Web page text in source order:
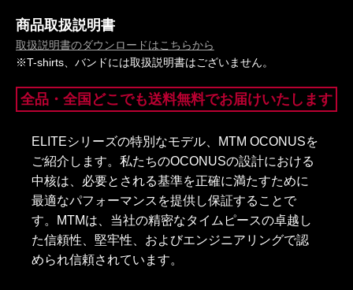
商品取扱説明書
取扱説明書のダウンロードはこちらから
※T-shirts、バンドには取扱説明書はございません。
全品・全国どこでも送料無料でお届けいたします
ELITEシリーズの特別なモデル、MTM OCONUSを
ご紹介します。私たちのOCONUSの設計における
中核は、必要とされる基準を正確に満たすために
最適なパフォーマンスを提供し保証することで
す。MTMは、当社の精密なタイムピースの卓越し
た信頼性、堅牢性、およびエンジニアリングで認
められ信頼されています。